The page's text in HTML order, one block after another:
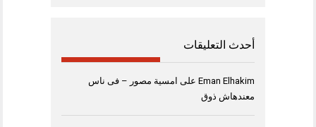
أحدث التعليقات
Eman Elhakim على امسية مصور – فى ناس
معندهاش ذوق